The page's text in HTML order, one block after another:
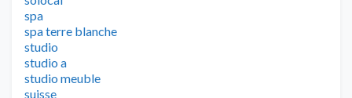
spa
spa terre blanche
studio
studio a
studio meuble
suisse